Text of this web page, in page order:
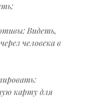
Видеть,
человека в
карту для